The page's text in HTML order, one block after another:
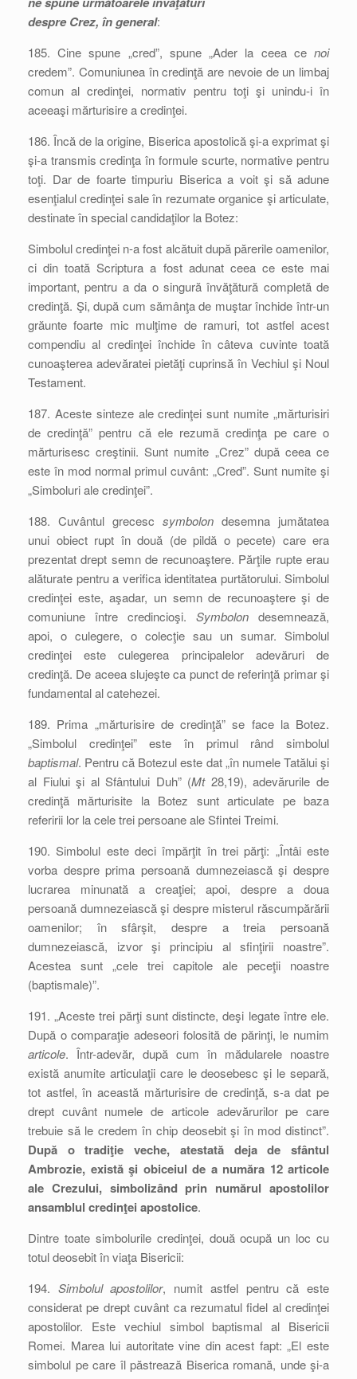
despre Crez, în general:
185. Cine spune „cred”, spune „Ader la ceea ce noi
credem”. Comuniunea în credinţă are nevoie de un limbaj
comun al credinţei, normativ pentru toţi şi unindu-i în
aceeaşi mărturisire a credinţei.
186. Încă de la origine, Biserica apostolică şi-a exprimat şi
şi-a transmis credinţa în formule scurte, normative pentru
toţi. Dar de foarte timpuriu Biserica a voit şi să adune
esenţialul credinţei sale în rezumate organice şi articulate,
destinate în special candidaţilor la Botez:
Simbolul credinţei n-a fost alcătuit după părerile oamenilor,
ci din toată Scriptura a fost adunat ceea ce este mai
important, pentru a da o singură învăţătură completă de
credinţă. Şi, după cum sămânţa de muştar închide într-un
grăunte foarte mic mulţime de ramuri, tot astfel acest
compendiu al credinţei închide în câteva cuvinte toată
cunoaşterea adevăratei pietăţi cuprinsă în Vechiul şi Noul
Testament.
187. Aceste sinteze ale credinţei sunt numite „mărturisiri
de credinţă” pentru că ele rezumă credinţa pe care o
mărturisesc creştinii. Sunt numite „Crez” după ceea ce
este în mod normal primul cuvânt: „Cred”. Sunt numite şi
„Simboluri ale credinţei”.
188. Cuvântul grecesc symbolon desemna jumătatea
unui obiect rupt în două (de pildă o pecete) care era
prezentat drept semn de recunoaştere. Părţile rupte erau
alăturate pentru a verifica identitatea purtătorului. Simbolul
credinţei este, aşadar, un semn de recunoaştere şi de
comuniune între credincioşi. Symbolon desemnează,
apoi, o culegere, o colecţie sau un sumar. Simbolul
credinţei este culegerea principalelor adevăruri de
credinţă. De aceea slujeşte ca punct de referinţă primar şi
fundamental al catehezei.
189. Prima „mărturisire de credinţă” se face la Botez.
„Simbolul credinţei” este în primul rând simbolul
baptismal. Pentru că Botezul este dat „în numele Tatălui şi
al Fiului şi al Sfântului Duh” (Mt28,19), adevărurile de
credinţă mărturisite la Botez sunt articulate pe baza
referirii lor la cele trei persoane ale Sfintei Treimi.
190. Simbolul este deci împărţit în trei părţi: „Întâi este
vorba despre prima persoană dumnezeiască şi despre
lucrarea minunată a creaţiei; apoi, despre a doua
persoană dumnezeiască şi despre misterul răscumpărării
oamenilor; în sfârşit, despre a treia persoană
dumnezeiască, izvor şi principiu al sfinţirii noastre”.
Acestea sunt „cele trei capitole ale peceţii noastre
(baptismale)”.
191. „Aceste trei părţi sunt distincte, deşi legate între ele.
După o comparaţie adeseori folosită de părinţi, le numim
articole. Într-adevăr, după cum în mădularele noastre
există anumite articulaţii care le deosebesc şi le separă,
tot astfel, în această mărturisire de credinţă, s-a dat pe
drept cuvânt numele de articole adevărurilor pe care
trebuie să le credem în chip deosebit şi în mod distinct”.
După o tradiţie veche, atestată deja de sfântul
Ambrozie, există şi obiceiul de a număra 12 articole
ale Crezului, simbolizând prin numărul apostolilor
ansamblul credinţei apostolice.
Dintre toate simbolurile credinţei, două ocupă un loc cu
totul deosebit în viaţa Bisericii:
194. Simbolul apostolilor, numit astfel pentru că este
considerat pe drept cuvânt ca rezumatul fidel al credinţei
apostolilor. Este vechiul simbol baptismal al Bisericii
Romei. Marea lui autoritate vine din acest fapt: „El este
simbolul pe care îl păstrează Biserica romană, unde şi-a